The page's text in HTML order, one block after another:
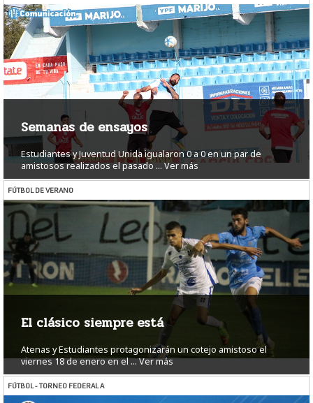
Semanas de ensayos
Estudiantes y Juventud Unida igualaron 0 a 0 en un par de
amistosos realizados el pasado ... Ver más
FÚTBOL DE VERANO
El clásico siempre está
Atenas y Estudiantes protagonizarán un cotejo amistoso el
viernes 18 de enero en el ...Ver más
FÚTBOL - TORNEO FEDERAL A